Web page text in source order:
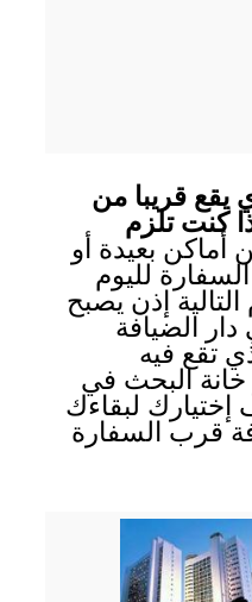
يقع قريبا من
كنت تلزم
أماكن بعيدة أو
لليوم
التالية إذن يصبح
الضيافة
تقع فيه
البحث في
إختيارك لبقاءك
قرب السفارة